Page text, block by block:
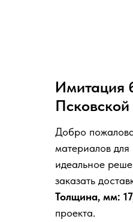
Имитация
Добро
материалов
идеальное
заказать
Толщина, мм:
проекта.